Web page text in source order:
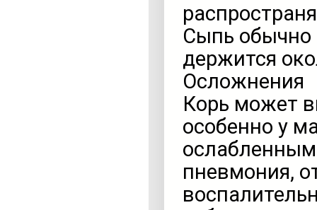
Сыпь обычно
держится
Осложнения
Корь может
особенно у
пневмония,